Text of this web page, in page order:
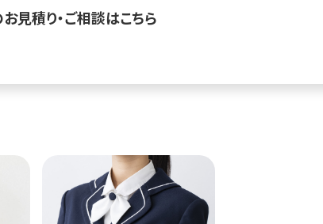
見積り・ご相談はこちら